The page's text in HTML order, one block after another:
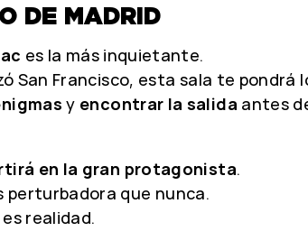
DE MADRID
es la más inquietante.
San Francisco, esta sala te pondrá
y encontrar la salida antes
en la gran protagonista.
perturbadora que nunca.
realidad.